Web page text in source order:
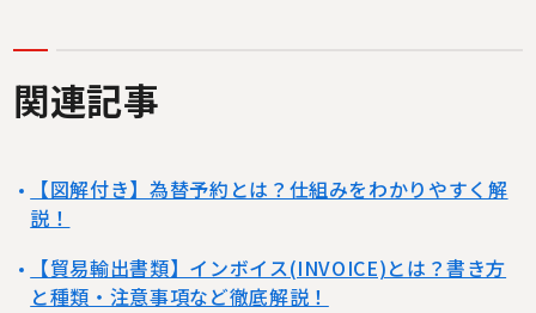
関連記事
【図解付き】為替予約とは？仕組みをわかりやすく解
説！
【貿易輸出書類】インボイス(INVOICE)とは？書き方
と種類・注意事項など徹底解説！